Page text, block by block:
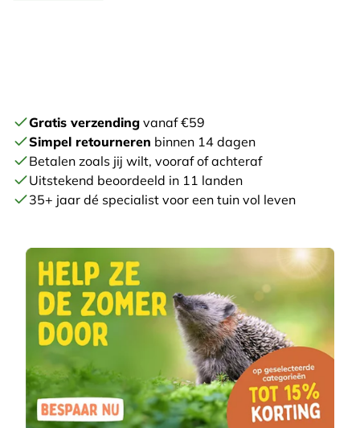
Gratis verzending vanaf €59
Simpel retourneren binnen 14 dagen
Betalen zoals jij wilt, vooraf of achteraf
Uitstekend beoordeeld in 11 landen
35+ jaar dé specialist voor een tuin vol leven